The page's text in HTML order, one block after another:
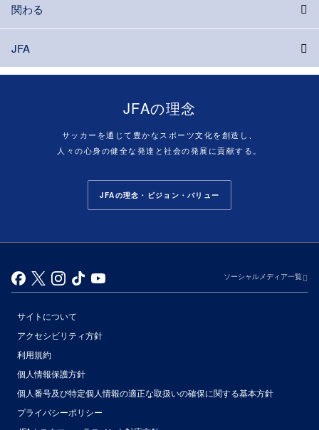
関わる
JFA
JFAの理念
サッカーを通じて豊かなスポーツ文化を創造し、
人々の心身の健全な発達と社会の発展に貢献する。
JFAの理念・ビジョン・バリュー
ソーシャルメディア一覧
サイトについて
アクセシビリティ方針
利用規約
個人情報保護方針
個人番号及び特定個人情報の適正な取扱いの確保に関する基本方針
プライバシーポリシー